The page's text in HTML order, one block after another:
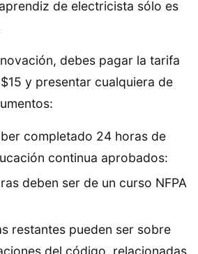
de electricista sólo es
debes pagar la tarifa
y presentar cualquiera de
completado 24 horas de
continua aprobados:
deben ser de un curso NFPA
restantes pueden ser sobre
del código, relacionadas